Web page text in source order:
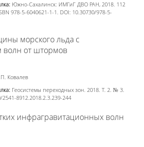
Южно-Сахалинск: ИМГиГ ДВО РАН, 2018. 112
978-5-6040621-1-1. DOI: 10.30730/978-5-
морского льда с
волн от штормов
Ковалев
Геосистемы переходных зон. 2018. Т. 2. № 3.
8912.2018.2.3.239-244
инфрагравитационных волн